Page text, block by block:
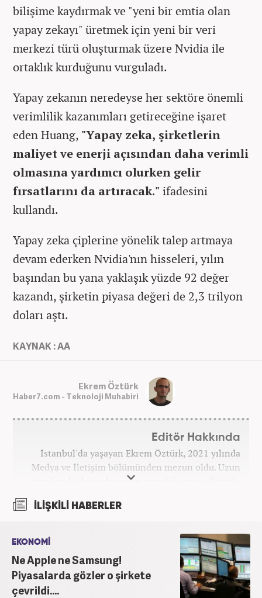
bilişime kaydırmak ve "yeni bir emtia olan
yapay zekayı" üretmek için yeni bir veri
merkezi türü oluşturmak üzere Nvidia ile
ortaklık kurduğunu vurguladı.
Yapay zekanın neredeyse her sektöre önemli
verimlilik kazanımları getireceğine işaret
eden Huang, "Yapay zeka, şirketlerin
maliyet ve enerji açısından daha verimli
olmasına yardımcı olurken gelir
fırsatlarını da artıracak." ifadesini
kullandı.
Yapay zeka çiplerine yönelik talep artmaya
devam ederken Nvidia'nın hisseleri, yılın
başından bu yana yaklaşık yüzde 92 değer
kazandı, şirketin piyasa değeri de 2,3 trilyon
doları aştı.
KAYNAK : AA
Ekrem Öztürk
Haber7.com - Teknoloji Muhabiri
Editör Hakkında
İstanbul'da yaşayan Ekrem Öztürk, 2021 yılında
Medya ve İletişim bölümünden mezun oldu. Uzun
süre kendi alanında metin yazarlığı yapan Öztürk,
şu an Haber7.com'da "Muhabir - Editör" olarak görev
yapmaktadır. Ayrıca günümüz insan ilişkilerinde
inanmakta ve bu değerleri meslek hayatında da ön
planda tutmaktadır.
İLİŞKİLİ HABERLER
EKONOMİ
Ne Apple ne Samsung!
Piyasalarda gözler o şirkete
çevrildi....